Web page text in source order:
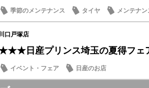
季節のメンテナンス タイヤ メンテナ
口戸塚店
日産プリンス埼玉の夏得フ
イベント・フェア 日産のお店